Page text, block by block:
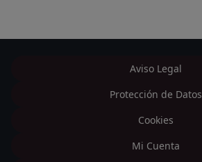
Aviso Legal
Protección de Datos
Cookies
Mi Cuenta